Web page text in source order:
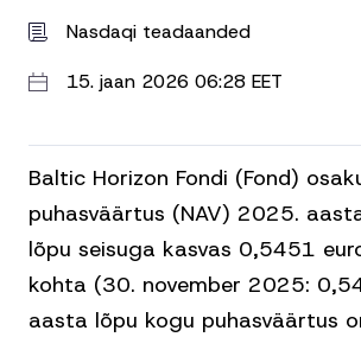
Nasdaqi teadaanded
15. jaan 2026 06:28 EET
Baltic Horizon Fondi (Fond)
puhasväärtus (NAV) 2025.
lõpu seisuga kasvas 0,5451
kohta (30. november 2025:
aasta lõpu kogu puhasväärtus